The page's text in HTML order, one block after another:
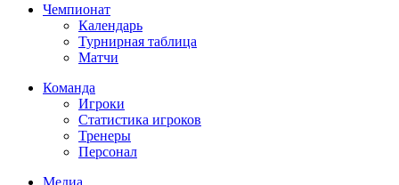
Чемпионат
Календарь
Турнирная таблица
Матчи
Команда
Игроки
Статистика игроков
Тренеры
Персонал
Медиа